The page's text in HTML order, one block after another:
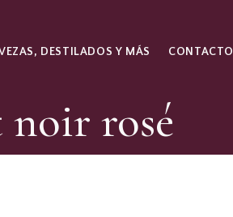
DESTILADOS Y MÁS CONTACTO
noir rosé